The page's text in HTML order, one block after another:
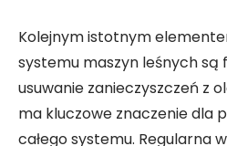
Kolejnym istotnym
systemu maszyn leśnych są
usuwanie zanieczyszczeń z
ma kluczowe znaczenie dla
całego systemu. Regularna